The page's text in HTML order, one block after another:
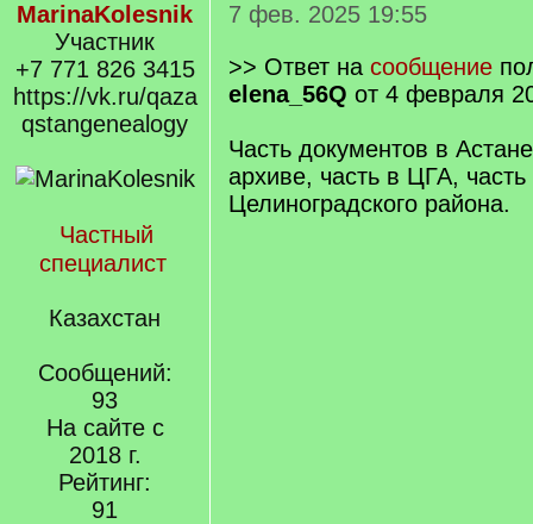
MarinaKolesnik
Участник
+7 771 826 3415
https://vk.ru/qaza
qstangenealogy
Частный
специалист
Казахстан
Сообщений:
93
На сайте с
2018 г.
Рейтинг:
91
7 фев. 2025 19:55
>> Ответ на сообщение
elena_56Q от 4 февраля
Часть документов в
архиве, часть в ЦГА,
Целиноградского района.